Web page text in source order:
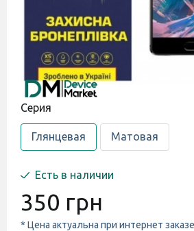
Cерия
Глянцевая Матовая
Есть в наличии
350 грн
* Цена актуальна при интернет